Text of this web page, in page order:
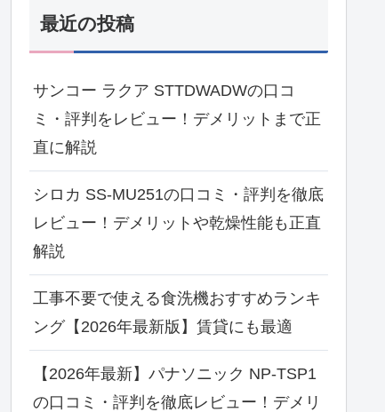
最近の投稿
サンコー ラクア STTDWADWの口コ
ミ・評判をレビュー！デメリットまで正
直に解説
シロカ SS-MU251の口コミ・評判を徹底
レビュー！デメリットや乾燥性能も正直
解説
工事不要で使える食洗機おすすめランキ
ング【2026年最新版】賃貸にも最適
【2026年最新】パナソニック NP-TSP1
の口コミ・評判を徹底レビュー！デメリ